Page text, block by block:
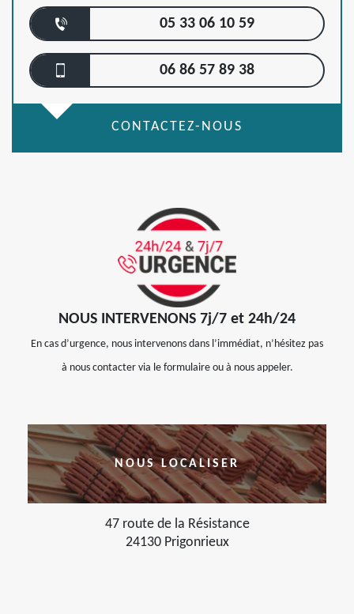
05 33 06 10 59
06 86 57 89 38
CONTACTEZ-NOUS
NOUS INTERVENONS 7j/7 et 24h/24
En cas d’urgence, nous intervenons dans l’immédiat, n’hésitez pas
à nous contacter via le formulaire ou à nous appeler.
NOUS LOCALISER
47 route de la Résistance
24130 Prigonrieux